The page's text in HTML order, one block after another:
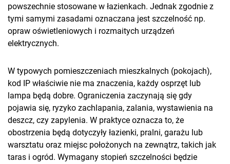
powszechnie stosowane w łazienkach. Jednak zgodnie z
tymi samymi zasadami oznaczana jest szczelność np.
opraw oświetleniowych i rozmaitych urządzeń
elektrycznych.
W typowych pomieszczeniach mieszkalnych (pokojach),
kod IP właściwie nie ma znaczenia, każdy osprzęt lub
lampa będą dobre. Ograniczenia zaczynają się gdy
pojawia się, ryzyko zachlapania, zalania, wystawienia na
deszcz, czy zapylenia. W praktyce oznacza to, że
obostrzenia będą dotyczyły łazienki, pralni, garażu lub
warsztatu oraz miejsc położonych na zewnątrz, takich jak
taras i ogród. Wymagany stopień szczelności będzie